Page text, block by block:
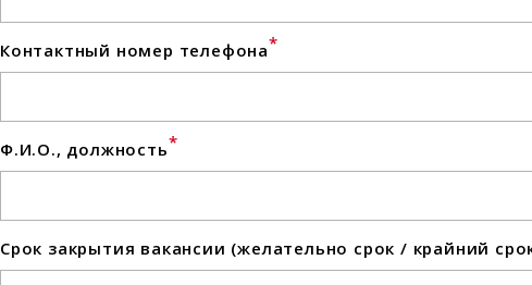
Контактный номер телефона*
Ф.И.О., должность*
Срок закрытия вакансии (желательно срок / крайний